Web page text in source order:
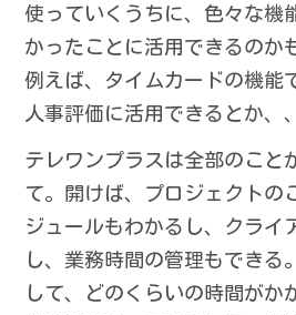
使っていくうちに、色々な機
かったことに活用できるのか
例えば、タイムカードの機能
人事評価に活用できるとか、
テレワンプラスは全部のこと
て。開けば、プロジェクトの
ジュールもわかるし、クライ
し、業務時間の管理もできる
して、どのくらいの時間がか